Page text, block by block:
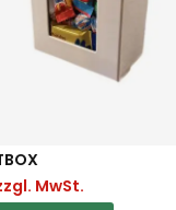
MwSt.